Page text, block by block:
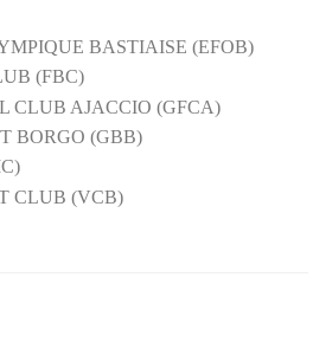
BASTIAISE (EFOB)
(FBC)
CLUB AJACCIO (GFCA)
BORGO (GBB)
CLUB (VCB)